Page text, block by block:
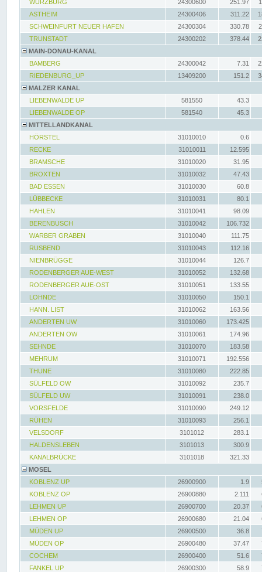
WÜRZBURG 24300600 251.97
ASTHEIM
24300406 311.22
SCHWEINFURT NEUER HAFEN
24300304 330.78
TRUNSTADT
24300202 378.44
MAIN-DONAU-KANAL
BAMBERG
24300042 7.31
RIEDENBURG_UP
13409200 151.2
MALZER KANAL
LIEBENWALDE UP
581550
43.3
LIEBENWALDE OP
581540
45.3
MITTELLANDKANAL
HÖRSTEL
31010010
0.6
RECKE
31010011
12.595
BRAMSCHE
31010020
31.95
BROXTEN
31010032
47.43
BAD ESSEN
31010030
60.8
LÜBBECKE
31010031
80.1
HAHLEN
31010041
98.09
BERENBUSCH
31010042
106.732
WARBER GRABEN
31010040
111.75
RUSBEND
31010043
112.16
NIENBRÜGGE
31010044
126.7
RODENBERGER AUE-WEST
31010052
132.68
RODENBERGER AUE-OST
31010051
133.55
LOHNDE
31010050
150.1
HANN. LIST
31010062
163.56
ANDERTEN UW
31010060
173.425
ANDERTEN OW
31010061
174.96
SEHNDE
31010070
183.58
MEHRUM
31010071
192.556
THUNE
31010080
222.85
SÜLFELD OW
31010092
235.7
SÜLFELD UW
31010091
238.0
VORSFELDE
31010090
249.12
RÜHEN
31010093
256.1
VELSDORF
3101012
283.1
HALDENSLEBEN
3101013
300.9
KANALBRÜCKE
3101018
321.33
MOSEL
KOBLENZ UP
26900900 1.9
KOBLENZ OP
26900880 2.111
LEHMEN UP
26900700 20.37
LEHMEN OP
26900680 21.04
MÜDEN UP
26900500 36.8
MÜDEN OP
26900480 37.47
COCHEM
26900400 51.6
FANKEL UP
26900300 58.9